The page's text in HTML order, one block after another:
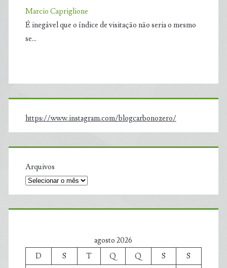
Marcio Capriglione
É inegável que o índice de visitação não seria o mesmo
se…
https://www.instagram.com/blogcarbonozero/
Arquivos
agosto 2026
D
S T Q Q S
S